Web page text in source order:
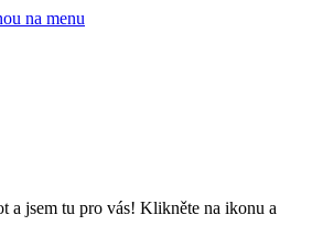
na menu
a jsem tu pro vás! Klikněte na ikonu a